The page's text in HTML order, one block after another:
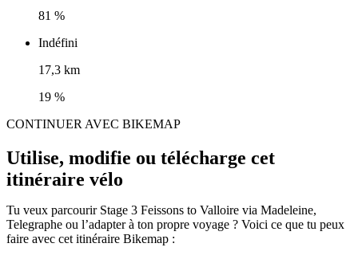
81 %
Indéfini
17,3 km
19 %
CONTINUER AVEC BIKEMAP
Utilise, modifie ou télécharge cet
itinéraire vélo
Tu veux parcourir Stage 3 Feissons to Valloire via Madeleine,
Telegraphe ou l’adapter à ton propre voyage ? Voici ce que tu peux
faire avec cet itinéraire Bikemap :